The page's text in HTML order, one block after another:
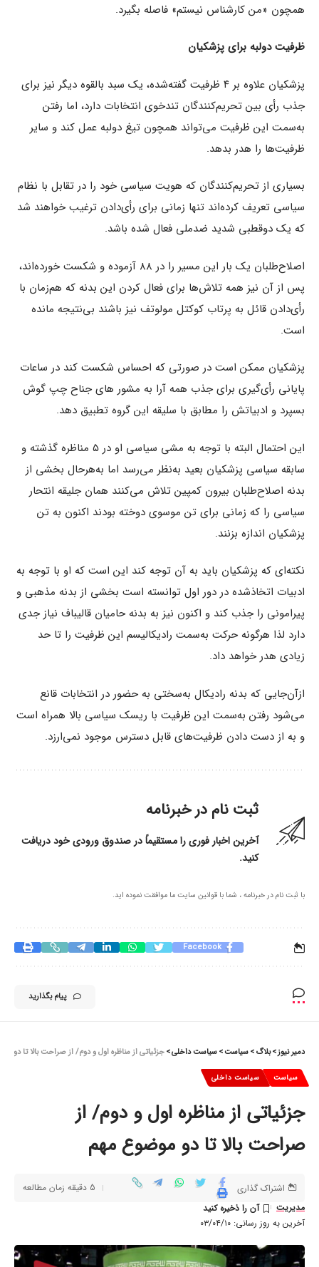
همچون «من کارشناس نیستم» فاصله بگیرد.
ظرفیت دولبه برای پزشکیان
پزشکیان علاوه بر ۴ ظرفیت گفته‌شده، یک سبد بالقوه دیگر نیز برای
جذب رأی بین تحریم‌کنندگان تندخوی انتخابات دارد، اما رفتن
به‌سمت این ظرفیت می‌تواند همچون تیغ دولبه عمل کند و سایر
ظرفیت‌ها را هدر بدهد.
بسیاری از تحریم‌کنندگان که هویت سیاسی خود را در تقابل با نظام
سیاسی تعریف کرده‌اند تنها زمانی برای رأی‌دادن ترغیب خواهند شد
که یک دوقطبی شدید ضدملی فعال شده باشد.
اصلاح‌طلبان یک بار این مسیر را در ۸۸ آزموده‌ و شکست خورده‌‌اند،
پس از آن نیز همه تلاش‌ها برای فعال کردن این بدنه که هم‌زمان با
رأی‌دادن قائل به پرتاب کوکتل مولوتف نیز باشند بی‌نتیجه مانده
است.
پزشکیان ممکن است در صورتی که احساس شکست کند در ساعات
پایانی رأی‌گیری برای جذب همه آرا به مشور‌ ‌های جناح چپ گوش
بسپرد و ادبیاتش را مطابق با سلیقه این گروه تطبیق دهد.
این احتمال البته با توجه به مشی سیاسی او در ۵ مناظره گذشته و
سابقه سیاسی پزشکیان بعید به‌نظر می‌رسد اما به‌هرحال بخشی از
بدنه اصلاح‌طلبان بیرون کمپین تلاش می‌کنند همان جلیقه انتحار
سیاسی را که زمانی برای تن موسوی دوخته بودند اکنون به تن
پزشکیان اندازه بزنند.
نکته‌ای که پزشکیان باید به آن توجه کند این است که او با توجه به
ادبیات اتخاذشده در دور اول توانسته است بخشی از بدنه مذهبی و
پیرامونی را جذب کند و اکنون نیز به بدنه حامیان قالیباف نیاز جدی
دارد لذا هرگونه حرکت به‌سمت رادیکالیسم این ظرفیت را تا حد
زیادی هدر خواهد داد.
ازآن‌جایی که بدنه رادیکال به‌سختی به حضور در انتخابات قانع
می‌شود رفتن به‌سمت این ظرفیت با ریسک سیاسی بالا همراه است
و به از دست دادن ظرفیت‌های قابل دسترس موجود نمی‌ارزد.
ثبت نام در خبرنامه
آخرین اخبار فوری را مستقیماً در صندوق ورودی خود دریافت
کنید.
با ثبت نام در خبرنامه ، شما با قوانین سایت ما موافقت نموده اید.
Facebook
پیام بگذارید
دمیر نیوز>بلاگ>سیاست>سیاست داخلی>جزئیاتی از مناظره اول و دوم/ از صراحت بالا تا دو
سیاست سیاست داخلی
جزئیاتی از مناظره اول و دوم/ از
صراحت بالا تا دو موضوع مهم
آخرین به روز رسانی: ۰۳/۰۴/۱۰
مدیریت
اشتراک گذاری 5 دقیقه زمان مطالعه